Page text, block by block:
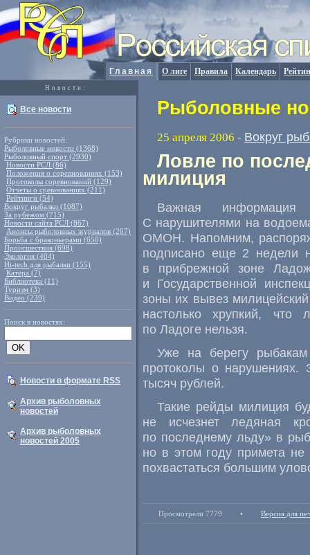
Главная О лиге Правила Календарь
Новости:
Все новости
Рубрики новостей:
Рыболовные новости (1368)
Рыболовный спорт (2930)
Новости РСЛ (86)
Положения о соревнованиях (153)
Протоколы соревнований (129)
Отчеты о сревнованиях (211)
Рейтинги (54)
Вокруг рыбалки (1087)
За рубежом (715)
Новости сайта РСЛ (867)
Анонсы рыболовных журналов (207)
Борьба с браконьерами (650)
Происшествия (698)
Экология (404)
Hi-tech для рыбалки (155)
Катера (7)
Библиотека (11)
Туризм (3)
Видео (239)
Поиск в новостях:
Новости в формате RSS
Архив рыболовных
новостей
Архив рыболовных
новостей 2005
Рыболовные
25 апреля 2006 - Вокруг
Ловле по
милиция
Важная
С нарушителями на
ОМОН. Напомним,
подписано еще 2 недели
в прибрежной зоне
и Государственной
зоны их вывез
настолько хрупкий, что
по Ладоге нельзя.
Уже на берегу
протоколы о нарушениях.
тысяч рублей.
Такие рейды милиция
не исчезнет ледяная
по последнему льду» в
но в этом году примета
похвастаться большим
Просмотрели 7779 • Версия для